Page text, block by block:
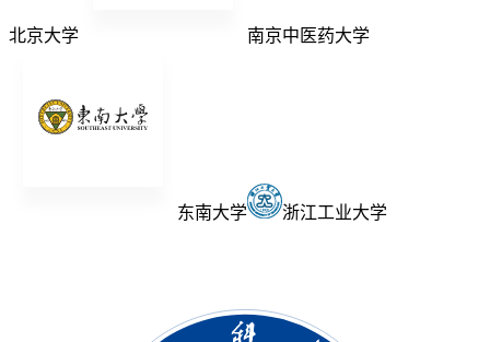
北京大学 南京中医药大学
东南大学 浙江工业大学